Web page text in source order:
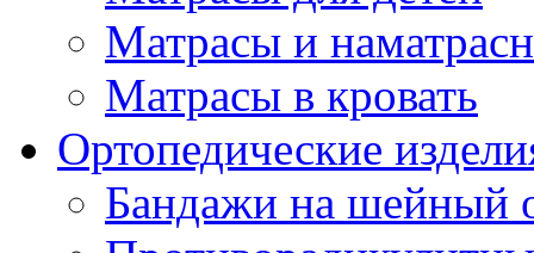
Матрасы и
Матрасы в кровать
Ортопедические
Бандажи на шейный